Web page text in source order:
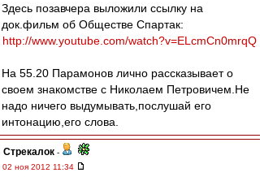
Здесь позавчера выложили ссылку на
док.фильм об Обществе Спартак:
http://www.youtube.com/watch?v=ELcmCn0mrqQ
На 55.20 Парамонов лично рассказывает о
своем знакомстве с Николаем Петровичем.Не
надо ничего выдумывать,послушай его
интонацию,его слова.
Стрекалок -
02 ноя 2012 11:34